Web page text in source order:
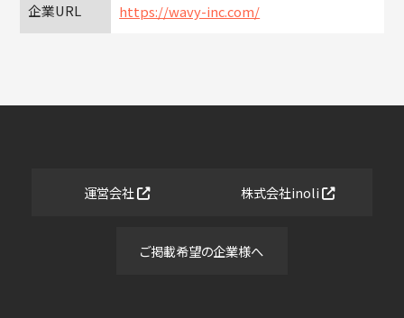
企業URL https://wavy-inc.com/
運営会社 株式会社inoli
ご掲載希望の企業様へ